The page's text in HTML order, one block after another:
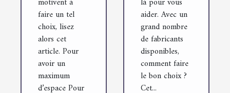
faire un tel
choix, lisez
alors cet
article. Pour
avoir un
maximum
d’espace Pour
aider. Avec un
grand nombre
de fabricants
disponibles,
comment faire
le bon choix ?
Cet...